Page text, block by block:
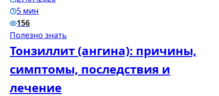
5 мин
156
Полезно знать
Тонзиллит (ангина): причины,
симптомы, последствия и
лечение